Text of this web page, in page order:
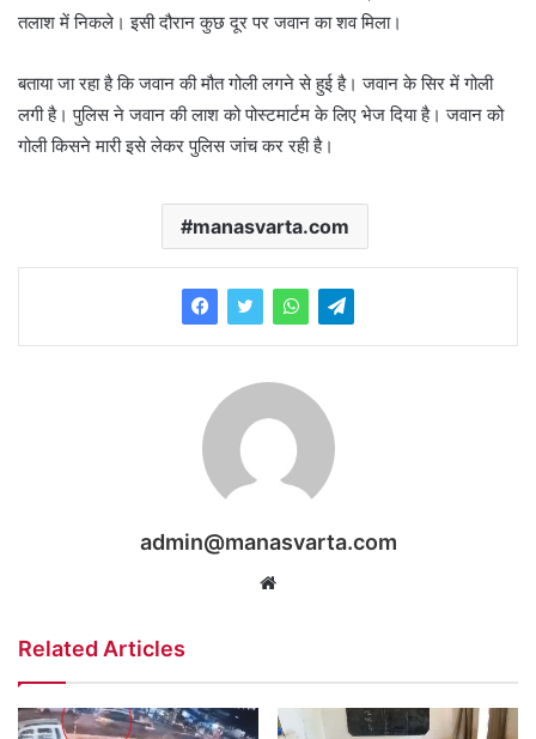
तलाश में निकले। इसी दौरान कुछ दूर पर जवान का शव मिला।
बताया जा रहा है कि जवान की मौत गोली लगने से हुई है। जवान के सिर में गोली
लगी है। पुलिस ने जवान की लाश को पोस्‍टमार्टम के लिए भेज दिया है। जवान को
गोली किसने मारी इसे लेकर पुलिस जांच कर रही है।
manasvarta.com
admin@manasvarta.com
Website
Related Articles